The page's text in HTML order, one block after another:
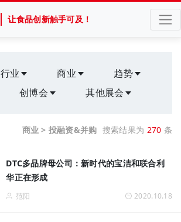
让食品创新触手可及！
行业 商业
趋势
创博会 其他展会
商业 > 投融资&并购 搜索结果为 270 条
DTC多品牌母公司：新时代的宝洁和联合利
华正在形成
范阳 2020.10.18